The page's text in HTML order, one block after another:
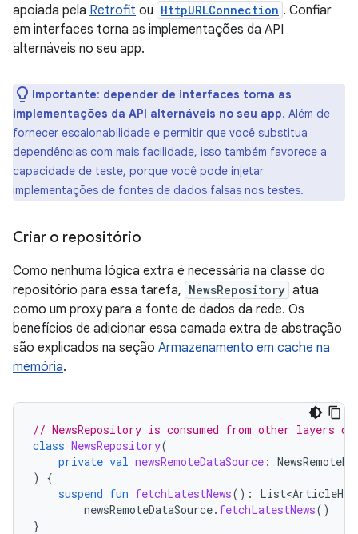
apoiada pela Retrofit ou HttpURLConnection . Confiar
em interfaces torna as implementações da API
alternáveis no seu app.
Importante: depender de interfaces torna as
implementações da API alternáveis no seu app. Além de
fornecer escalonabilidade e permitir que você substitua
dependências com mais facilidade, isso também favorece a
capacidade de teste, porque você pode injetar
implementações de fontes de dados falsas nos testes.
Criar o repositório
Como nenhuma lógica extra é necessária na classe do
repositório para essa tarefa, NewsRepository atua
como um proxy para a fonte de dados da rede. Os
benefícios de adicionar essa camada extra de abstração
são explicados na seção Armazenamento em cache na
memória.
// NewsRepository is consumed from other layers
class NewsRepository(
private val newsRemoteDataSource :
)
{
suspend fun fetchLatestNews():
newsRemoteDataSource. fetchLatestNews()
}